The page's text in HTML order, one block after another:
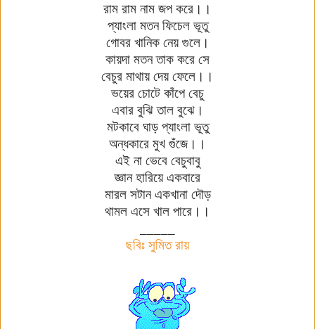
রাম রাম নাম জপ করে ।।
প্যাংলা মতন ফিচেল ভূতু
গোবর খানিক নেয় গুলে।
কায়দা মতন তাক করে সে
বেচুর মাথায় দেয় ফেলে ।।
ভয়ের চোটে কাঁপে বেচু
এবার বুঝি তাল বুঝে।
মটকাবে ঘাড় প্যাংলা ভূতু
অন্ধকারে মুখ গুঁজে ।।
এই না ভেবে বেচুবাবু
জ্ঞান হারিয়ে একবারে
মারল সটান একখানা দৌড়
থামল এসে খাল পারে ।।
ছবিঃ সুমিত রায়